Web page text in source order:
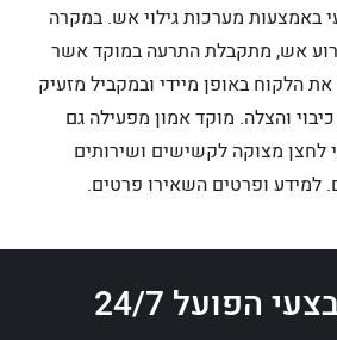
באמצעות מערכות גילוי אש. במקרה
אש, מתקבלת התרעה במוקד אשר
הלקוח באופן מיידי ובמקביל מזעיק
והצלה. מוקד אמון מפעילה גם
לחצן מצוקה לקשישים ושירותים
למידע ופרטים השאירו פרטים.
הפועל 24/7